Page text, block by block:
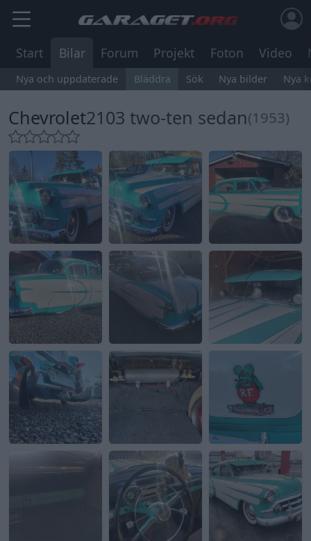
Start Bilar Forum Projekt Foton Video
Nya och uppdaterade Bläddra Sök Nya bilder Nya
Chevrolet2103 two-ten sedan(1953)